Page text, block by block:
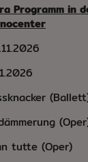
Programm in
tutte (Oper)